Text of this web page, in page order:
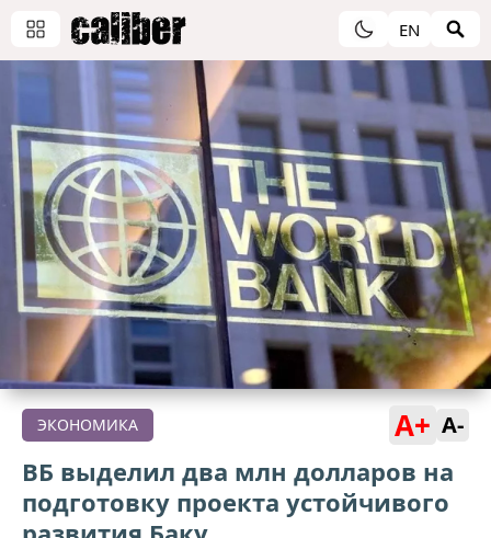
EN
ЭКОНОМИКА A+ A-
ВБ выделил два млн долларов на
подготовку проекта устойчивого